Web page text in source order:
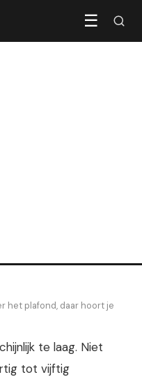
☰
het plafond, daar hoort je
te laag. Niet
tot vijftig